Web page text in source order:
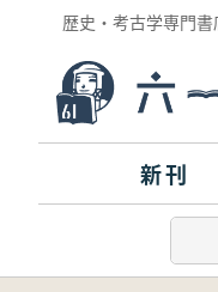
歴史・考古学専門
新刊